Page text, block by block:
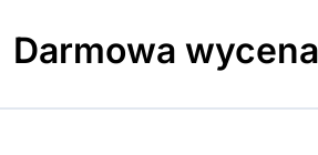
content
Darmowa wycena